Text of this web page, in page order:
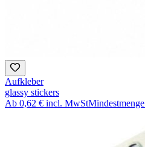
Aufkleber
glassy stickers
Ab 0,62 € incl. MwStMindestmenge